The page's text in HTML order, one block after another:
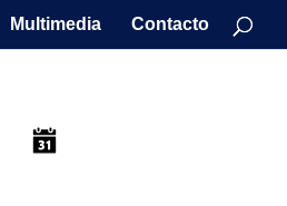
Multimedia Contacto